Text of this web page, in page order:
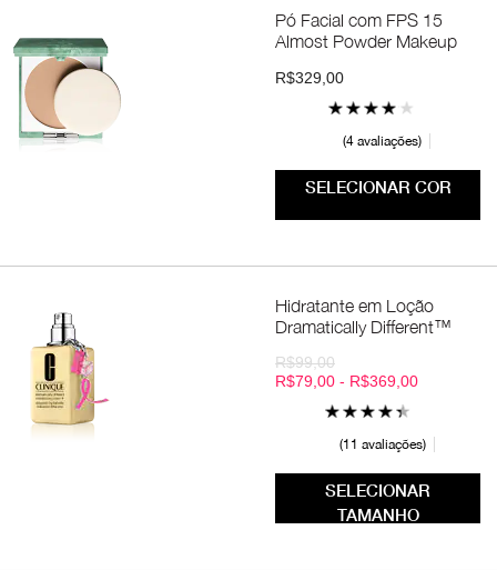
Pó Facial com FPS 15
Almost Powder Makeup
R$329,00
4 avaliações
SELECIONAR COR
Hidratante em Loção
Dramatically Different™
R$99,00
R$79,00 - R$369,00
11 avaliações
SELECIONAR
TAMANHO